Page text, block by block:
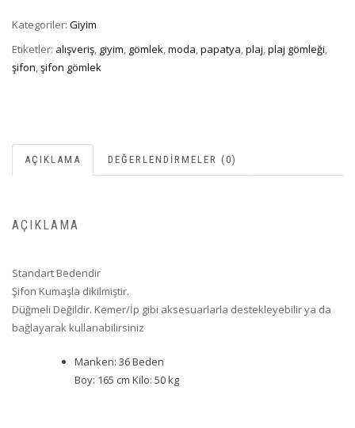
Kategoriler: Giyim
Etiketler: alışveriş, giyim, gömlek,moda,papatya,plaj,plaj gömleği,
şifon,şifon gömlek
AÇIKLAMA DEĞERLENDIRMELER (0)
AÇIKLAMA
Standart Bedendir
Şifon Kumaşla dikilmiştir.
Düğmeli Değildir. Kemer/İp gibi aksesuarlarla destekleyebilir ya da
bağlayarak kullanabilirsiniz
Manken: 36 Beden
Boy: 165 cm Kilo: 50 kg